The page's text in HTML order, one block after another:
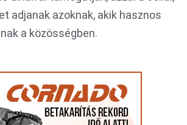
adjanak azoknak, akik hasznos
a közösségben.